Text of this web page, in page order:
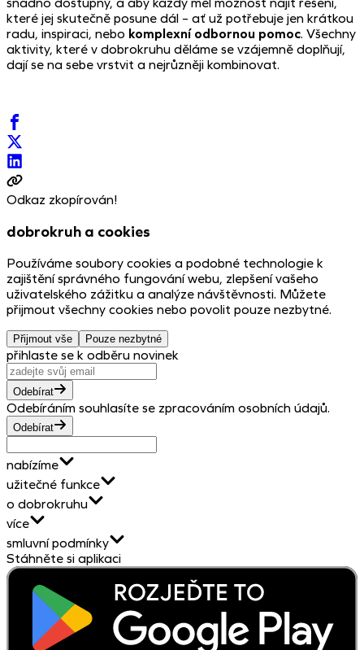
které jej skutečně posune dál – ať už potřebuje jen krátkou
radu, inspiraci, nebo komplexní odbornou pomoc. Všechny
aktivity, které v dobrokruhu děláme se vzájemně doplňují,
dají se na sebe vrstvit a nejrůzněji kombinovat.
Odkaz zkopírován!
dobrokruh a cookies
Používáme soubory cookies a podobné technologie k
zajištění správného fungování webu, zlepšení vašeho
uživatelského zážitku a analýze návštěvnosti. Můžete
přijmout všechny cookies nebo povolit pouze nezbytné.
Přijmout vše Pouze nezbytné
přihlaste se k odběru novinek
Odebírat
Odebíráním souhlasíte se zpracováním osobních údajů.
Odebírat
nabízíme
užitečné funkce
o dobrokruhu
více
smluvní podmínky
Stáhněte si aplikaci